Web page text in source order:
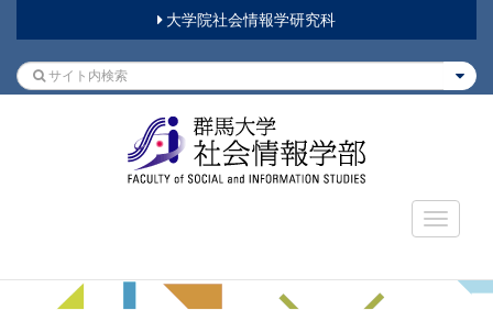
大学院社会情報学研究科